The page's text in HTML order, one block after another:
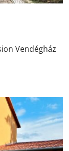
Vendégház